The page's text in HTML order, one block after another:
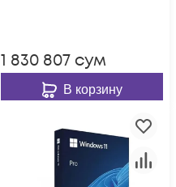
N/HL-L2375DW/MFC-
L2750DW/HL-
L2310D/MFC-2710D
1 830 807 сум
В корзину